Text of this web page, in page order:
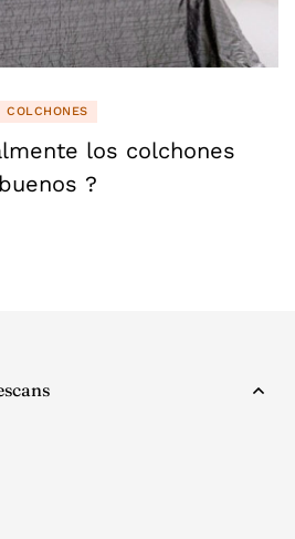
COLCHONES
los colchones
buenos ?